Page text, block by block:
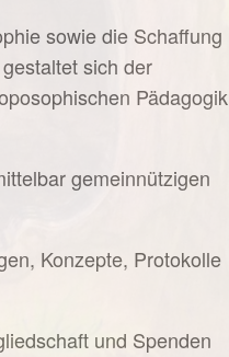
sowie die Schaffung
sich der
Pädagogik
gemeinnützigen
Konzepte, Protokolle
und Spenden